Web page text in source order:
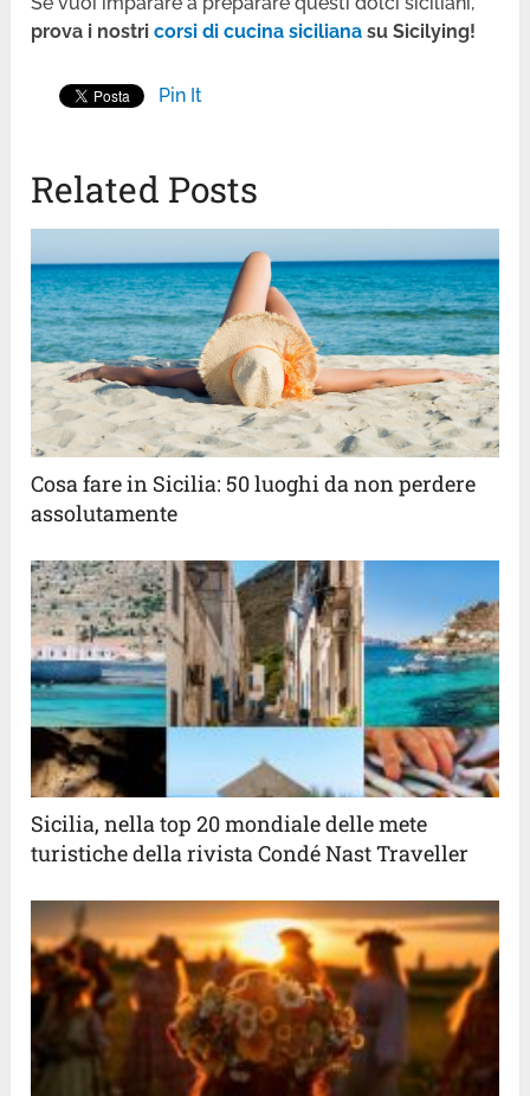
prova i nostricorsi di cucina siciliana su Sicilying!
Pin It
Related Posts
Cosa fare in Sicilia: 50 luoghi da non perdere
assolutamente
Sicilia, nella top 20 mondiale delle mete
turistiche della rivista Condé Nast Traveller